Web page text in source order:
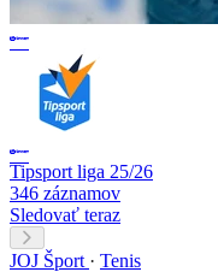
Tipsport liga 25/26
346 záznamov
Sledovať teraz
JOJ Šport · Tenis